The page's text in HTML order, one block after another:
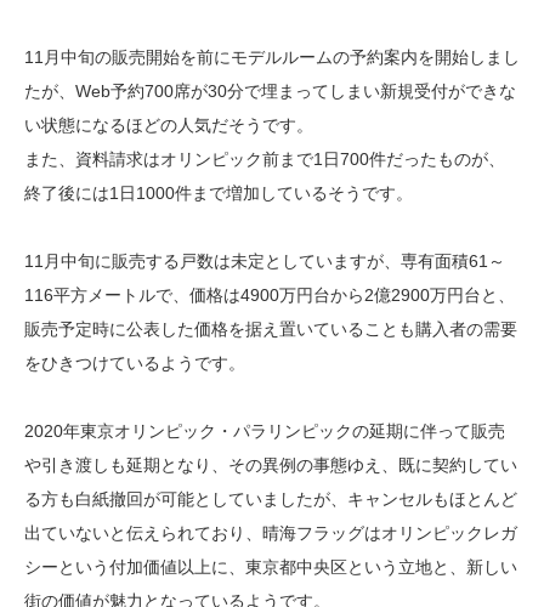
11月中旬の販売開始を前にモデルルームの予約案内を開始しまし
たが、Web予約700席が30分で埋まってしまい新規受付ができな
い状態になるほどの人気だそうです。
また、資料請求はオリンピック前まで1日700件だったものが、
終了後には1日1000件まで増加しているそうです。
11月中旬に販売する戸数は未定としていますが、専有面積61～
116平方メートルで、価格は4900万円台から2億2900万円台と、
販売予定時に公表した価格を据え置いていることも購入者の需要
をひきつけているようです。
2020年東京オリンピック・パラリンピックの延期に伴って販売
や引き渡しも延期となり、その異例の事態ゆえ、既に契約してい
る方も白紙撤回が可能としていましたが、キャンセルもほとんど
出ていないと伝えられており、晴海フラッグはオリンピックレガ
シーという付加価値以上に、東京都中央区という立地と、新しい
街の価値が魅力となっているようです。